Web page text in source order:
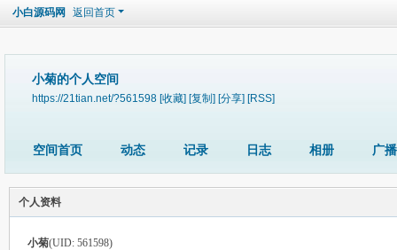
小白源码网 返回首页
小菊的个人空间
https://21tian.net/?561598 [收藏] [复制] [分享] [RSS]
空间首页 动态 记录 日志 相册 广播
个人资料
小菊(UID: 561598)